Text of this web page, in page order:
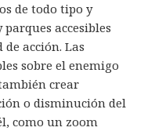
de todo tipo y
accesibles
acción. Las
sobre el enemigo
crear
o disminución del
como un zoom